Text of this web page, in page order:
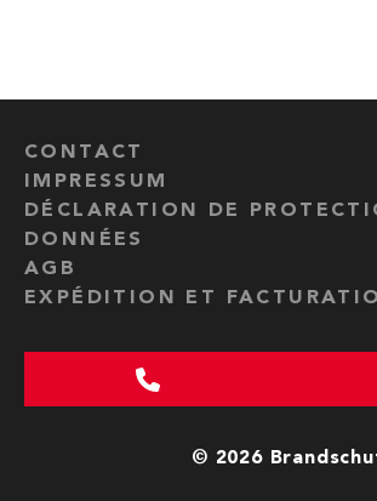
© 2026
CONTACT
IMPRESSUM
DÉCLARATION DE
DONNÉES
AGB
EXPÉDITION ET